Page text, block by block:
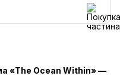
«The Ocean Within» —